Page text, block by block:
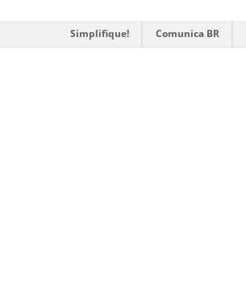
Simplifique! Comunica BR